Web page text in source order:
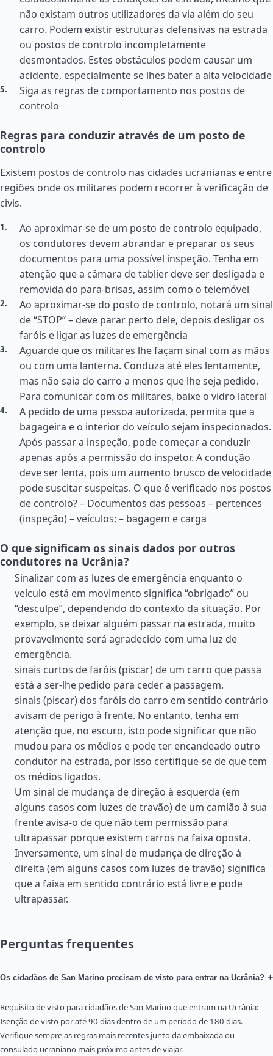
não existam outros utilizadores da via além do seu
carro. Podem existir estruturas defensivas na estrada
ou postos de controlo incompletamente
desmontados. Estes obstáculos podem causar um
acidente, especialmente se lhes bater a alta velocidade
Siga as regras de comportamento nos postos de
controlo
Regras para conduzir através de um posto de
controlo
Existem postos de controlo nas cidades ucranianas e entre
regiões onde os militares podem recorrer à verificação de
civis.
Ao aproximar-se de um posto de controlo equipado,
os condutores devem abrandar e preparar os seus
documentos para uma possível inspeção. Tenha em
atenção que a câmara de tablier deve ser desligada e
removida do para-brisas, assim como o telemóvel
Ao aproximar-se do posto de controlo, notará um sinal
de “STOP” – deve parar perto dele, depois desligar os
faróis e ligar as luzes de emergência
Aguarde que os militares lhe façam sinal com as mãos
ou com uma lanterna. Conduza até eles lentamente,
mas não saia do carro a menos que lhe seja pedido.
Para comunicar com os militares, baixe o vidro lateral
A pedido de uma pessoa autorizada, permita que a
bagageira e o interior do veículo sejam inspecionados.
Após passar a inspeção, pode começar a conduzir
apenas após a permissão do inspetor. A condução
deve ser lenta, pois um aumento brusco de velocidade
pode suscitar suspeitas. O que é verificado nos postos
de controlo? – Documentos das pessoas – pertences
(inspeção) – veículos; – bagagem e carga
O que significam os sinais dados por outros
condutores na Ucrânia?
Sinalizar com as luzes de emergência enquanto o
veículo está em movimento significa “obrigado” ou
“desculpe”, dependendo do contexto da situação. Por
exemplo, se deixar alguém passar na estrada, muito
provavelmente será agradecido com uma luz de
emergência.
sinais curtos de faróis (piscar) de um carro que passa
está a ser-lhe pedido para ceder a passagem.
sinais (piscar) dos faróis do carro em sentido contrário
avisam de perigo à frente. No entanto, tenha em
atenção que, no escuro, isto pode significar que não
mudou para os médios e pode ter encandeado outro
condutor na estrada, por isso certifique-se de que tem
os médios ligados.
Um sinal de mudança de direção à esquerda (em
alguns casos com luzes de travão) de um camião à sua
frente avisa-o de que não tem permissão para
ultrapassar porque existem carros na faixa oposta.
Inversamente, um sinal de mudança de direção à
direita (em alguns casos com luzes de travão) significa
que a faixa em sentido contrário está livre e pode
ultrapassar.
Perguntas frequentes
Os cidadãos de San Marino precisam de visto para entrar na Ucrânia? +
Requisito de visto para cidadãos de San Marino que entram na Ucrânia:
Isenção de visto por até 90 dias dentro de um período de 180 dias.
Verifique sempre as regras mais recentes junto da embaixada ou
consulado ucraniano mais próximo antes de viajar.